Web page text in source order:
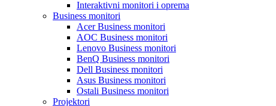
Interaktivni monitori i oprema
Business monitori
Acer Business monitori
AOC Business monitori
Lenovo Business monitori
BenQ Business monitori
Dell Business monitori
Asus Business monitori
Ostali Business monitori
Projektori